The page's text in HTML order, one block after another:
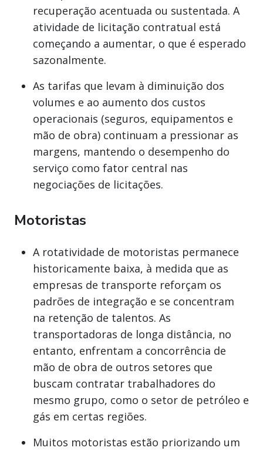
recuperação acentuada ou sustentada. A
atividade de licitação contratual está
começando a aumentar, o que é esperado
sazonalmente.
As tarifas que levam à diminuição dos
volumes e ao aumento dos custos
operacionais (seguros, equipamentos e
mão de obra) continuam a pressionar as
margens, mantendo o desempenho do
serviço como fator central nas
negociações de licitações.
Motoristas
A rotatividade de motoristas permanece
historicamente baixa, à medida que as
empresas de transporte reforçam os
padrões de integração e se concentram
na retenção de talentos. As
transportadoras de longa distância, no
entanto, enfrentam a concorrência de
mão de obra de outros setores que
buscam contratar trabalhadores do
mesmo grupo, como o setor de petróleo e
gás em certas regiões.
Muitos motoristas estão priorizando um